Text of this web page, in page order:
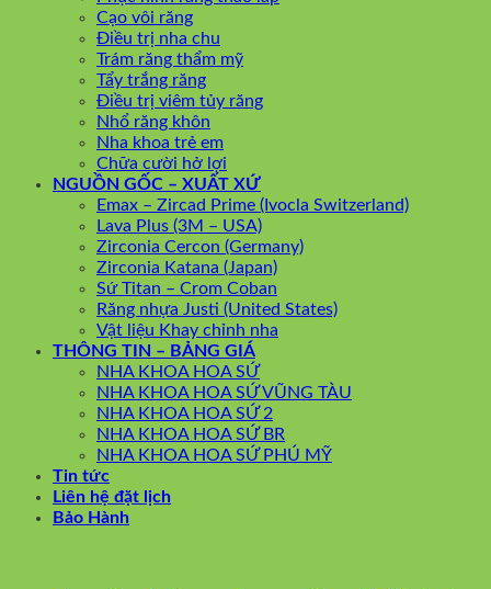
Cạo vôi răng
Điều trị nha chu
Trám răng thẩm mỹ
Tẩy trắng răng
Điều trị viêm tủy răng
Nhổ răng khôn
Nha khoa trẻ em
Chữa cười hở lợi
NGUỒN GỐC – XUẤT XỨ
Emax – Zircad Prime (Ivocla Switzerland)
Lava Plus (3M – USA)
Zirconia Cercon (Germany)
Zirconia Katana (Japan)
Sứ Titan – Crom Coban
Răng nhựa Justi (United States)
Vật liệu Khay chỉnh nha
THÔNG TIN – BẢNG GIÁ
NHA KHOA HOA SỨ
NHA KHOA HOA SỨ VŨNG TÀU
NHA KHOA HOA SỨ 2
NHA KHOA HOA SỨ BR
NHA KHOA HOA SỨ PHÚ MỸ
Tin tức
Liên hệ đặt lịch
Bảo Hành